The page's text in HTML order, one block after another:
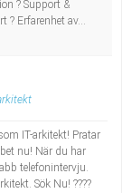
? Support &
? Erfarenhet av...
IT-arkitekt! Pratar
nu! När du har
telefonintervju.
Sök Nu! ????